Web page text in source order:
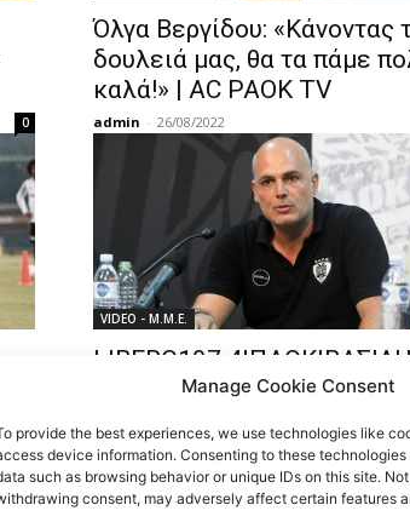
Manage Cookie Consent
provide the best experiences, we use technologies like
device information. Consenting to these
such as browsing behavior or unique IDs on this site.
consent, may adversely affect certain features
0
Όλγα Βεργίδου: «Κάνοντας
δουλειά μας, θα τα πάμε
καλά!» | AC PAOK TV
admin - 26/08/2022
VIDEO - Μ.Μ.Ε.
ΤΡΙΛΥΡΑΚΗΣ|: «Θέλουμε Την
Βοήθεια Του Κόσμο Του
admin - 26/08/2022